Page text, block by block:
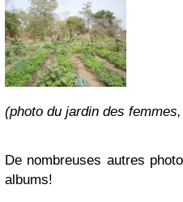
(photo du jardin des
De nombreuses autres
albums!